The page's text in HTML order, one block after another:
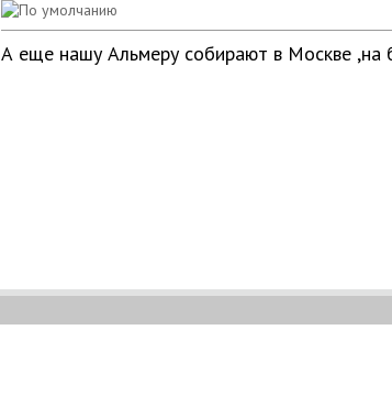
А еще нашу Альмеру собирают в Москве